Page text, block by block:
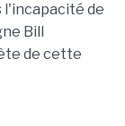
l'incapacité de
Bill
de cette